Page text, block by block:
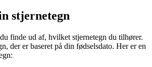
stjernetegn
finde ud af, hvilket stjernetegn du tilhører.
der er baseret på din fødselsdato. Her er en